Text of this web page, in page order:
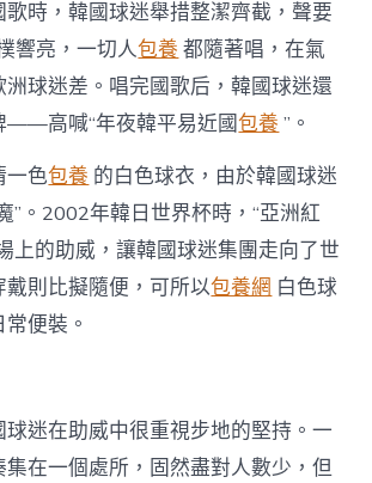
時，韓國球迷舉措整潔齊截，聲要
響亮，一切人包養 都隨著唱，在氣
球迷差。唱完國歌后，韓國球迷還
——高喊“年夜韓平易近國包養 ”。
色包養 的白色球衣，由於韓國球迷
”。2002年韓日世界杯時，“亞洲紅
上的助威，讓韓國球迷集團走向了世
戴則比擬隨便，可所以包養網 白色球
便裝。
迷在助威中很重視步地的堅持。一
在一個處所，固然盡對人數少，但